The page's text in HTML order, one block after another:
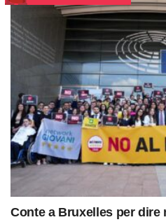
Conte a Bruxelles per dire